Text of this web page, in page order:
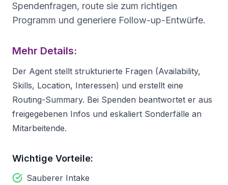
Spendenfragen, route sie zum richtigen
Programm und generiere Follow-up-Entwürfe.
Mehr Details:
Der Agent stellt strukturierte Fragen (Availability,
Skills, Location, Interessen) und erstellt eine
Routing-Summary. Bei Spenden beantwortet er aus
freigegebenen Infos und eskaliert Sonderfälle an
Mitarbeitende.
Wichtige Vorteile:
Sauberer Intake